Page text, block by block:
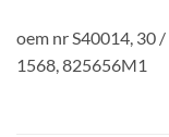
oem nr S40014, 30
1568, 825656M1